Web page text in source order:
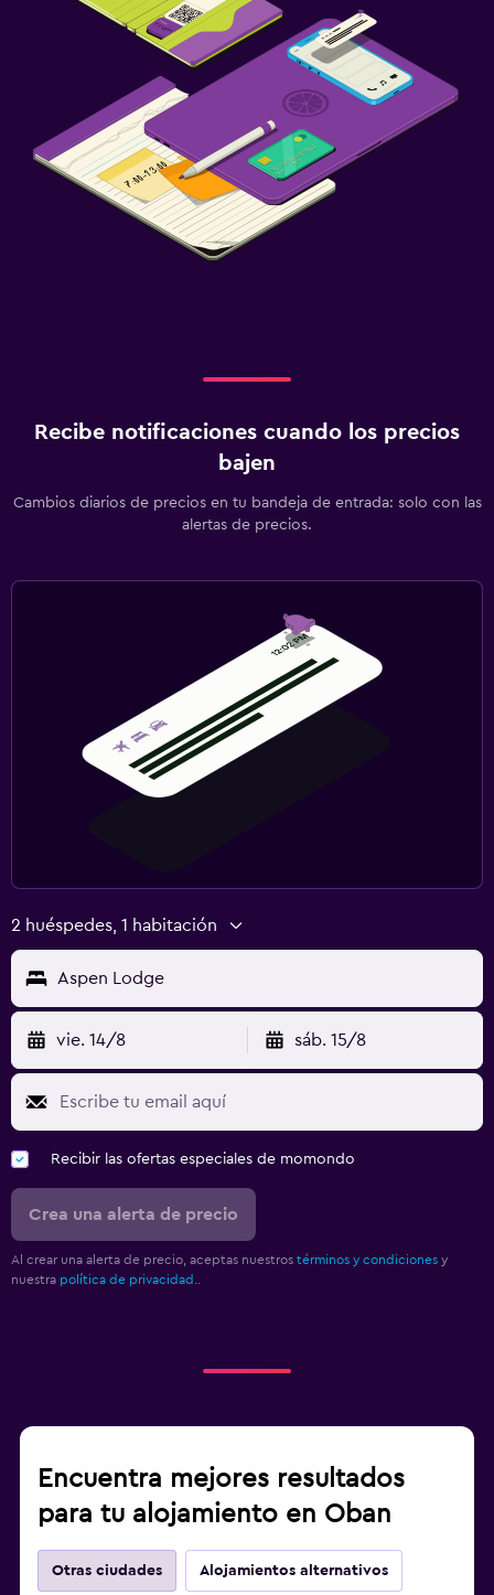
Recibe notificaciones cuando los precios
bajen
Cambios diarios de precios en tu bandeja de entrada: solo con las
alertas de precios.
2 huéspedes, 1 habitación
Aspen Lodge
vie. 14/8 sáb. 15/8
Recibir las ofertas especiales de momondo
Crea una alerta de precio
Al crear una alerta de precio, aceptas nuestros términos y condiciones y
nuestra política de privacidad.
Encuentra mejores resultados
para tu alojamiento en Oban
Otras ciudades Alojamientos alternativos